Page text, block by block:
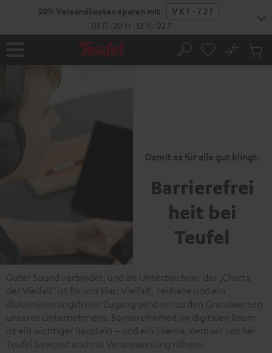
50% Versandkosten sparen mit
VKF-72F
05 D 20 H 32 M 22 S
Startseite Suche
No
Damit es für alle gut klingt.
Barrierefrei
heit bei
Teufel
Guter Sound verbindet, und als Unterzeichner der „Charta
der Vielfalt“ ist für uns klar: Vielfalt, Teilhabe und ein
diskriminierungsfreier Zugang gehören zu den Grundwerten
unseres Unternehmens. Barrierefreiheit im digitalen Raum
ist ein wichtiger Baustein – und ein Thema, dem wir uns bei
Teufel bewusst und mit Verantwortung nähern.